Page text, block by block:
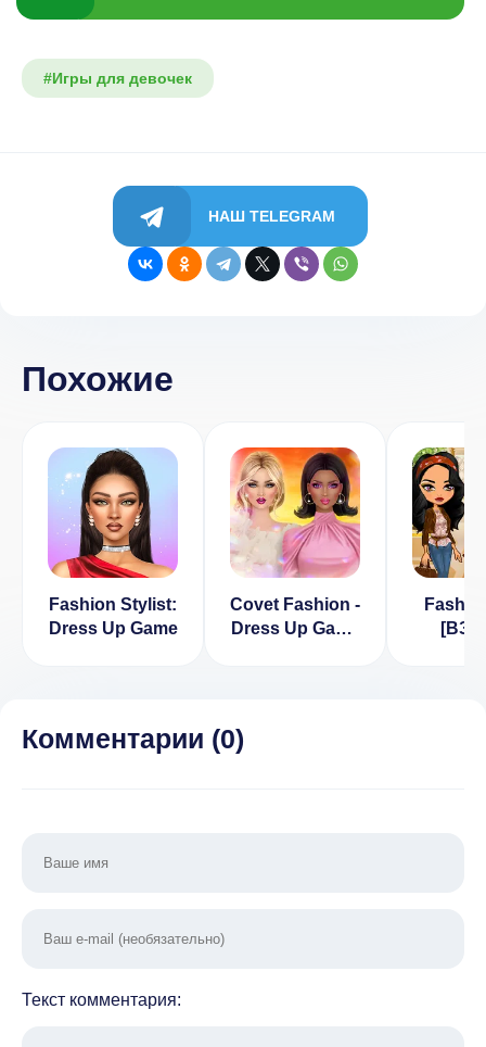
#Игры для девочек
НАШ TELEGRAM
Похожие
Fashion Stylist:
Dress Up Game
Covet Fashion -
Dress Up Game
Комментарии (0)
Текст комментария: